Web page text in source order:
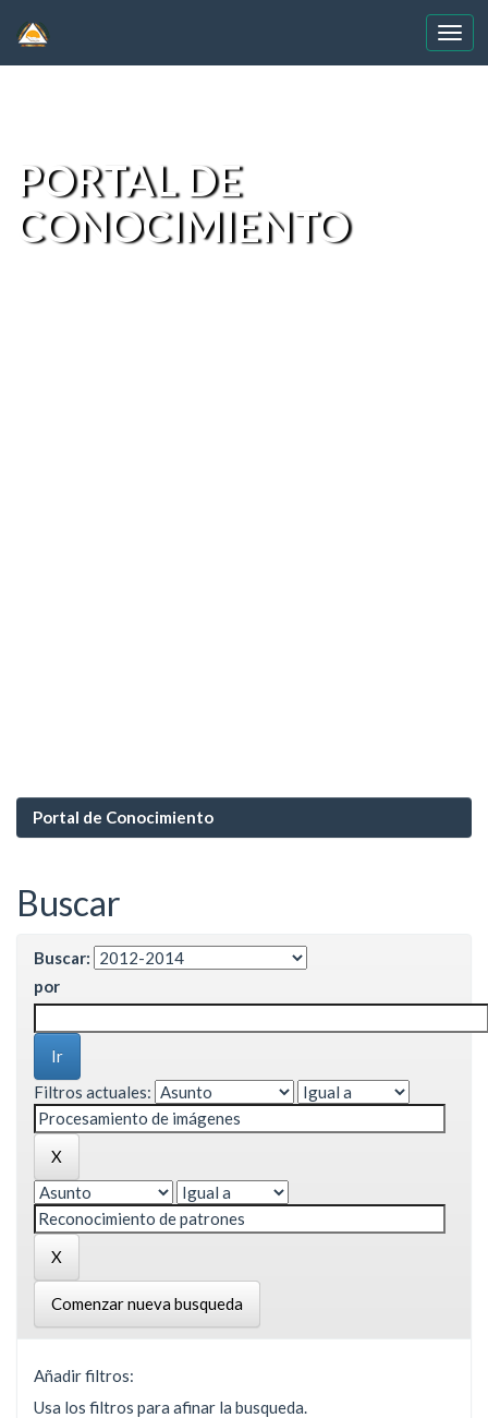
PORTAL DE
CONOCIMIENTO
Portal de Conocimiento
Buscar
Buscar:
por
Filtros actuales:
Comenzar nueva busqueda
Añadir filtros:
Usa los filtros para afinar la busqueda.